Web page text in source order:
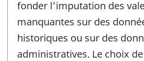
fonder l'imputation des
manquantes sur des
historiques ou sur des
administratives. Le choix